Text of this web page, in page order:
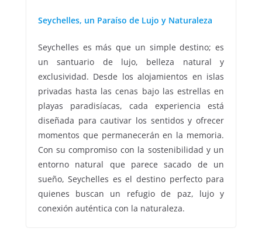
Seychelles, un Paraíso de Lujo y Naturaleza
Seychelles es más que un simple destino; es
un santuario de lujo, belleza natural y
exclusividad. Desde los alojamientos en islas
privadas hasta las cenas bajo las estrellas en
playas paradisíacas, cada experiencia está
diseñada para cautivar los sentidos y ofrecer
momentos que permanecerán en la memoria.
Con su compromiso con la sostenibilidad y un
entorno natural que parece sacado de un
sueño, Seychelles es el destino perfecto para
quienes buscan un refugio de paz, lujo y
conexión auténtica con la naturaleza.